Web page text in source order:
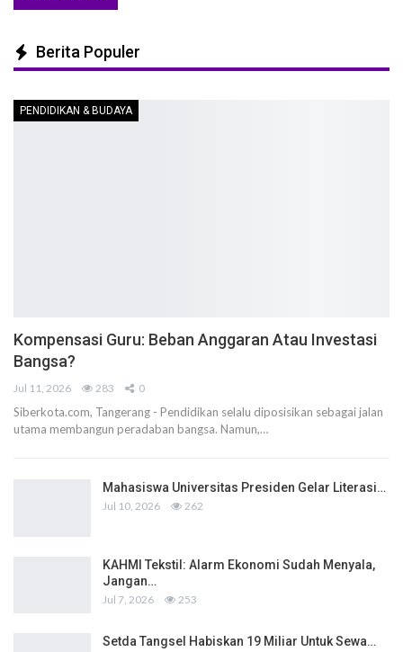
Berita Populer
PENDIDIKAN & BUDAYA
Kompensasi Guru: Beban Anggaran Atau Investasi
Bangsa?
Jul 11, 2026 283 0
Siberkota.com, Tangerang - Pendidikan selalu diposisikan sebagai jalan
utama membangun peradaban bangsa. Namun,…
Mahasiswa Universitas Presiden Gelar Literasi…
Jul 10, 2026 262
KAHMI Tekstil: Alarm Ekonomi Sudah Menyala,
Jangan…
Jul 7, 2026 253
Setda Tangsel Habiskan 19 Miliar Untuk Sewa…